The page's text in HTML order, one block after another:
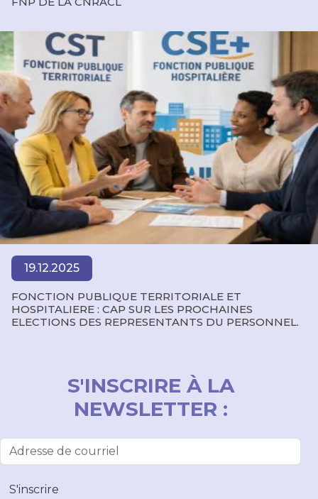
FONCTION PUBLIQUE TERRITORIALE ET
HOSPITALIERE : CAP SUR LES PROCHAINES
ELECTIONS DES REPRESENTANTS DU PERSONNEL.
19.12.2025
S'INSCRIRE À LA
NEWSLETTER :
S'inscrire